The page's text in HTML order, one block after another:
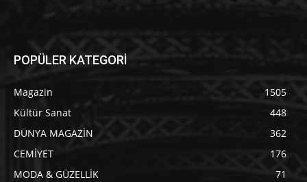
POPÜLER KATEGORİ
Magazin
1505
Kültür Sanat
448
DÜNYA MAGAZİN
362
CEMİYET
176
MODA & GÜZELLİK
71